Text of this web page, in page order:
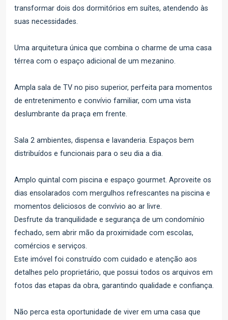
transformar dois dos dormitórios em suítes, atendendo às
suas necessidades.
Uma arquitetura única que combina o charme de uma casa
térrea com o espaço adicional de um mezanino.
Ampla sala de TV no piso superior, perfeita para momentos
de entretenimento e convívio familiar, com uma vista
deslumbrante da praça em frente.
Sala 2 ambientes, dispensa e lavanderia. Espaços bem
distribuídos e funcionais para o seu dia a dia.
Amplo quintal com piscina e espaço gourmet. Aproveite os
dias ensolarados com mergulhos refrescantes na piscina e
momentos deliciosos de convívio ao ar livre.
Desfrute da tranquilidade e segurança de um condomínio
fechado, sem abrir mão da proximidade com escolas,
comércios e serviços.
Este imóvel foi construído com cuidado e atenção aos
detalhes pelo proprietário, que possui todos os arquivos em
fotos das etapas da obra, garantindo qualidade e confiança.
Não perca esta oportunidade de viver em uma casa que